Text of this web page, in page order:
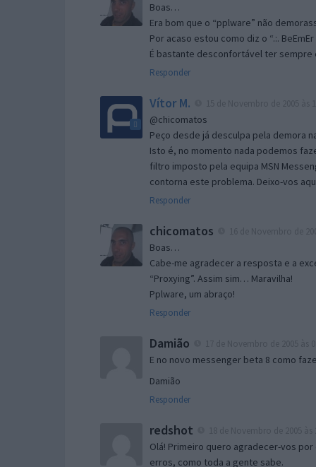
Boas…
Era bom que o “pplware” não
Por acaso estou como diz o “.:.
É bastante desconfortável ter sempre
Responder
Vítor M.
@chicomatos
Peço desde já desculpa pela demora
Isto é, no momento nada podemos
filtro imposto pela equipa MSN
contorna este problema. Deixo-vos
Responder
chicomatos
Boas…
Cabe-me agradecer a resposta e a
“Proxying”. Assim sim… Maravilha!
Pplware, um abraço!
Responder
Damião
E no novo messenger beta 8 como
Damião
Responder
redshot
Olá! Primeiro quero agradecer-vos
erros, como toda a gente sabe.